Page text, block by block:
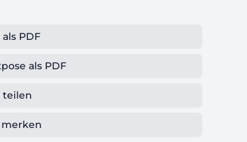
PDF
als PDF
teilen
merken